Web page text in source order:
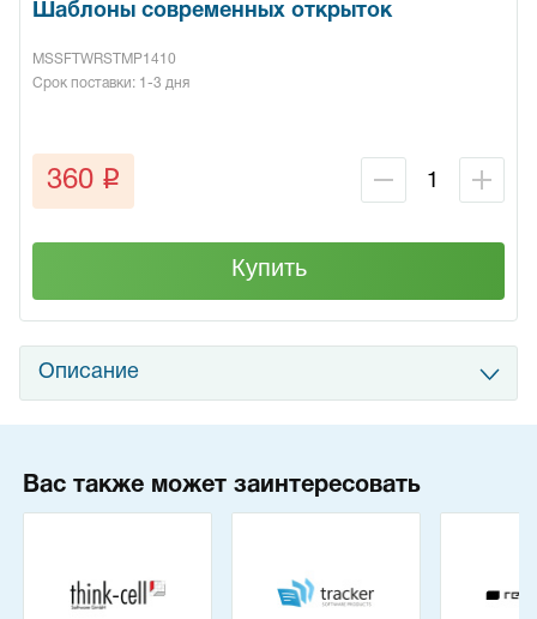
Шаблоны современных открыток
MSSFTWRSTMP1410
Срок поставки: 1-3 дня
360 q
Купить
Описание
Вас также может заинтересовать